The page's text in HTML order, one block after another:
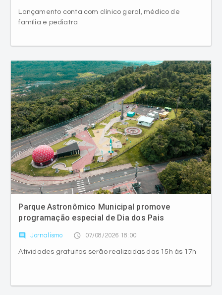
Lançamento conta com clínico geral, médico de
família e pediatra
Parque Astronômico Municipal promove
programação especial de Dia dos Pais
comment Jornalismo access_time 07/08/2026 18:00
Atividades gratuitas serão realizadas das 15h às 17h